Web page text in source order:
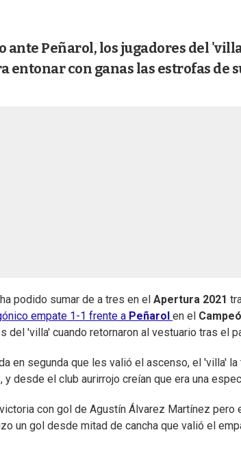
ante Peñarol, los jugadores del
entonar con ganas las estrofas
podido sumar de a tres en el Apertura 2021
empate 1-1 frente a Peñarol en el
del 'villa' cuando retornaron al vestuario tras el
en segunda que les valió el ascenso, el 'villa'
desde el club aurirrojo creían que era una
con gol de Agustín Álvarez Martínez pero
un gol desde mitad de cancha que valió el